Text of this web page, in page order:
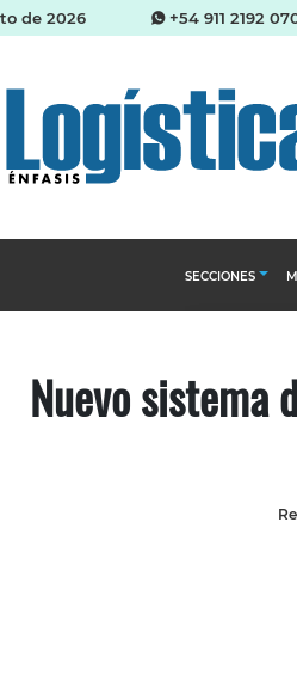
de 2026 +54 911 2192
SECCIONES
Almacenes e
Management
Nuevo sistema